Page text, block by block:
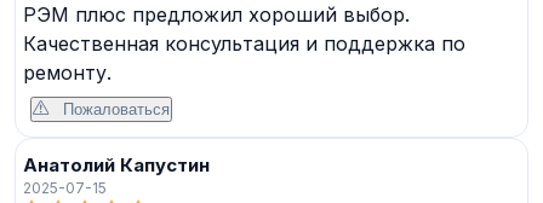
РЭМ плюс предложил хороший выбор.
Качественная консультация и поддержка по
ремонту.
Пожаловаться
Анатолий Капустин
2025-07-15